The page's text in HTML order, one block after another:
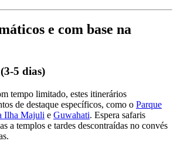
e com base na
5 dias)
tempo limitado, estes itinerários
de destaque específicos, como o Parque
Ilha Majuli e Guwahati. Espera safaris
a templos e tardes descontraídas no convés